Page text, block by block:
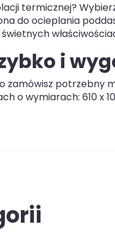
termicznej?
do ocieplania
i
potrzebny
o wymiarach: 610 x